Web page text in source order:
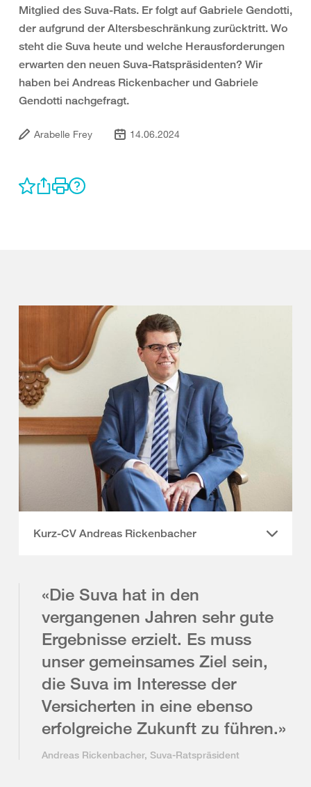
Mitglied des Suva-Rats. Er folgt auf Gabriele Gendotti,
der aufgrund der Altersbeschränkung zurücktritt. Wo
steht die Suva heute und welche Herausforderungen
erwarten den neuen Suva-Ratspräsidenten? Wir
haben bei Andreas Rickenbacher und Gabriele
Gendotti nachgefragt.
Arabelle Frey 14.06.2024
Kurz-CV Andreas Rickenbacher
«Die Suva hat in den
vergangenen Jahren sehr gute
Ergebnisse erzielt. Es muss
unser gemeinsames Ziel sein,
die Suva im Interesse der
Versicherten in eine ebenso
erfolgreiche Zukunft zu führen.»
Andreas Rickenbacher, Suva-Ratspräsident